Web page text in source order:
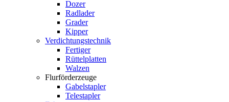
Dozer
Radlader
Grader
Kipper
Verdichtungstechnik
Fertiger
Rüttelplatten
Walzen
Flurförderzeuge
Gabelstapler
Telestapler